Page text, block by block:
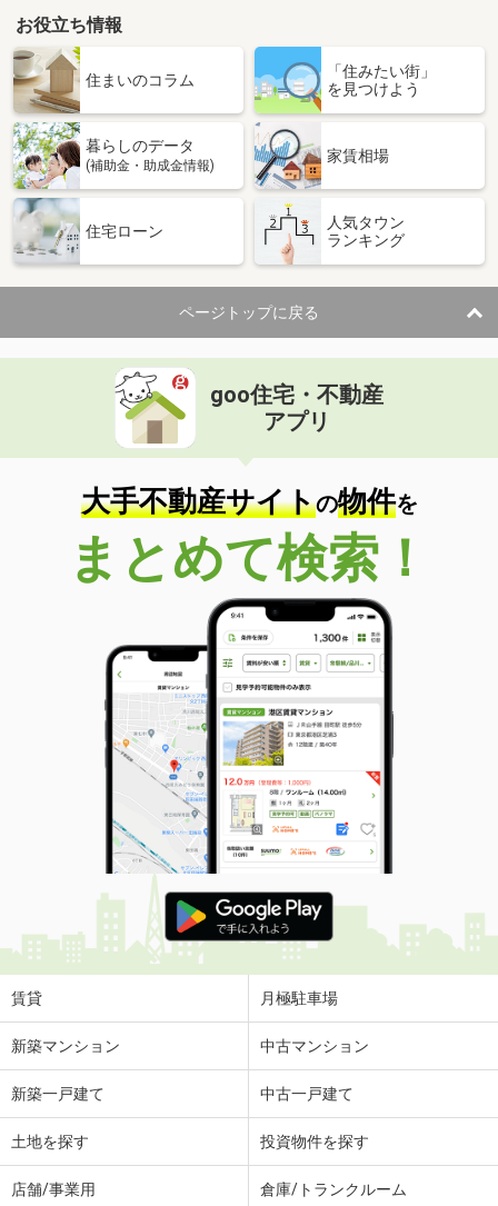
お役立ち情報
住まいのコラム
「住みたい街」
を見つけよう
暮らしのデータ
(補助金・助成金情報)
家賃相場
住宅ローン
人気タウン
ランキング
ページトップに戻る
goo住宅・不動産
アプリ
大手不動産サイトの物件を
まとめて検索！
賃貸 月極駐車場
新築マンション 中古マンション
新築一戸建て 中古一戸建て
土地を探す 投資物件を探す
店舗/事業用 倉庫/トランクルーム